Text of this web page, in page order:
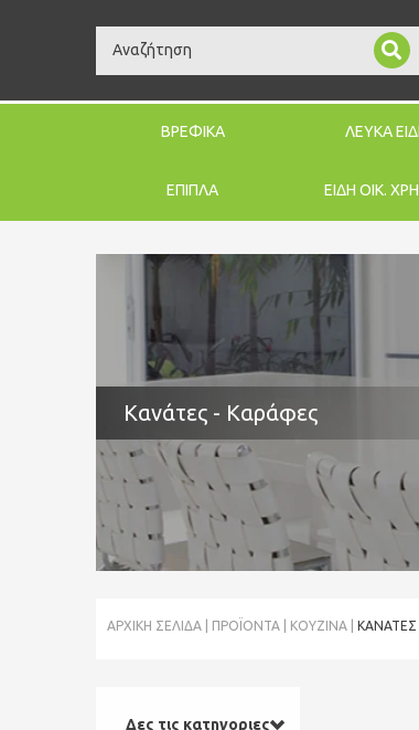
Search
ΒΡΕΦΙΚΑ ΛΕΥΚΑ
ΕΠΙΠΛΑ ΕΙΔΗ ΟΙΚ.
Κανάτες - Καράφες
ΑΡΧΙΚΉ ΣΕΛΊΔΑ ΠΡΟΪΌΝΤΑ ΚΟΥΖΙΝΑ
Δες τις κατηγοριες